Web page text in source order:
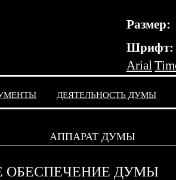
Размер:
Шрифт:
Arial
ДЕЯТЕЛЬНОСТЬ ДУМЫ
АППАРАТ ДУМЫ
ОБЕСПЕЧЕНИЕ ДУМЫ